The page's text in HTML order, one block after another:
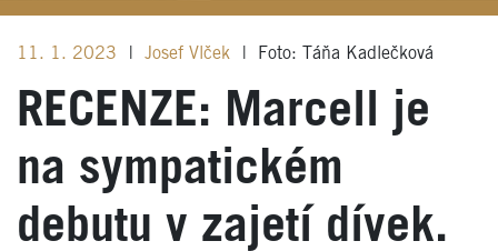
11. 1. 2023 Josef Vlček Foto: Táňa Kadlečková
RECENZE: Marcell je
na sympatickém
debutu v zajetí dívek.